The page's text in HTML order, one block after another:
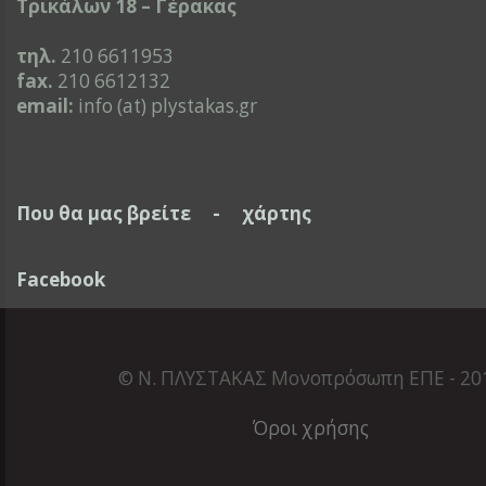
Τρικάλων 18 – Γέρακας
τηλ. 210 6611953
fax. 210 6612132
email: info (at) plystakas.gr
Που θα μας βρείτε - χάρτης
Facebook
© Ν. ΠΛΥΣΤΑΚΑΣ Μονοπρόσωπη ΕΠΕ -
Όροι χρήσης